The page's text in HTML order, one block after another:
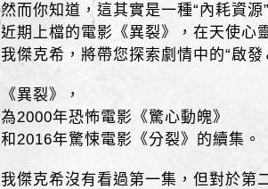
然而你知道，這其實是一種“內耗資源
近期上檔的電影《異裂》，在天使心
我傑克希，將帶您探索劇情中的“啟
《異裂》，
為2000年恐怖電影《驚心動魄》
和2016年驚悚電影《分裂》的續集。
我傑克希沒有看過第一集，但對於第